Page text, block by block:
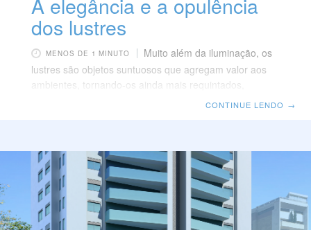
dos lustres
MENOS DE 1 MINUTO
Muito além da iluminação, os
lustres são objetos suntuosos que agregam valor aos
ambientes, tornando-os ainda mais requintados,
elegantes e luxuosos. Contemporâneo ou clássico,
a escolha guarde correlação e estreita pertinência aos
projetos luminotécnico e de decoração, observando as
demandas de estilo, espaço e destinação. Para cada
necessidade e desejo, uma composição de lustre.
Enquanto os pendentes,
CONTINUE LENDO →